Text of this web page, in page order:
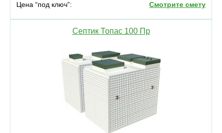
Цена “под ключ”: Смотрите смету
Септик Топас 100 Пр